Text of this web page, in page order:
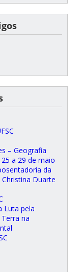
– Geografia
a 29 de maio
da
Duarte
Luta pela
na